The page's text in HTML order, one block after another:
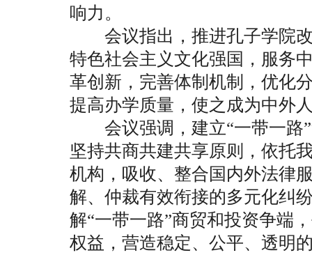
响力。
会议指出，推进孔子学院改
特色社会主义文化强国，服务
革创新，完善体制机制，优化
提高办学质量，使之成为中外
会议强调，建立“一带一路”
坚持共商共建共享原则，依托
机构，吸收、整合国内外法律
解、仲裁有效衔接的多元化纠
解“一带一路”商贸和投资争端
权益，营造稳定、公平、透明